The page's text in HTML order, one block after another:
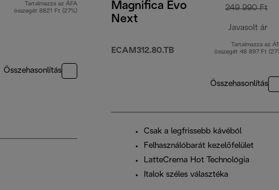
Tartalmazza az ÁFA
összegét 8821 Ft (27%)
Összehasonlítás
Magnifica Evo
Next
ECAM312.80.TB
249 990 Ft
Javasolt ár
Tartalmazza az
összegét 48 897 Ft
Összehasonlítás
Csak a legfrissebb kávéból
Felhasználóbarát kezelőfelület
LatteCrema Hot Technológia
Italok széles választéka